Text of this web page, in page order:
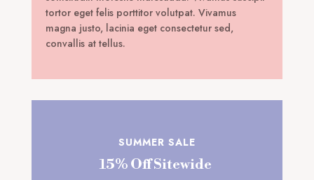
tortor eget felis porttitor volutpat. Vivamus
magna justo, lacinia eget consectetur sed,
convallis at tellus.
SUMMER SALE
15% Off Sitewide